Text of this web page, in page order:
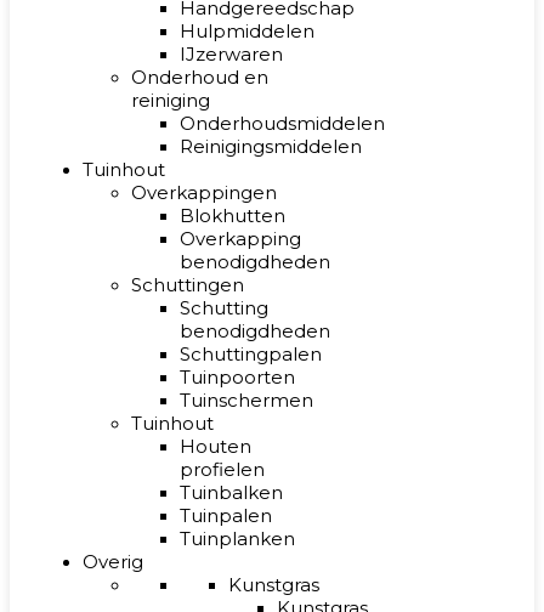
Handgereedschap
Hulpmiddelen
IJzerwaren
Onderhoud en
reiniging
Onderhoudsmiddelen
Reinigingsmiddelen
Tuinhout
Overkappingen
Blokhutten
Overkapping
benodigdheden
Schuttingen
Schutting
benodigdheden
Schuttingpalen
Tuinpoorten
Tuinschermen
Tuinhout
Houten
profielen
Tuinbalken
Tuinpalen
Tuinplanken
Overig
Kunstgras
Kunstgras